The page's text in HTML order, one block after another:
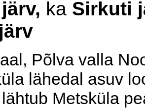
ka Sirkuti
Põlva valla
lähedal asuv
Metsküla